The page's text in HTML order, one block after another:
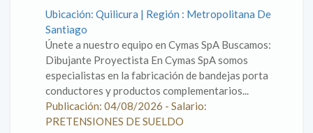
Ubicación: Quilicura | Región : Metropolitana De
Santiago
Únete a nuestro equipo en Cymas SpA Buscamos:
Dibujante Proyectista En Cymas SpA somos
especialistas en la fabricación de bandejas porta
conductores y productos complementarios...
Publicación: 04/08/2026 - Salario:
PRETENSIONES DE SUELDO